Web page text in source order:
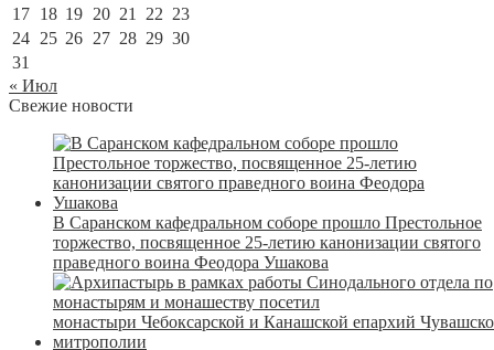
17 18 19 20 21 22 23
24 25 26 27 28 29 30
31
« Июл
Свежие новости
В Саранском кафедральном соборе прошло Престольное
торжество, посвященное 25-летию канонизации святого
праведного воина Феодора Ушакова